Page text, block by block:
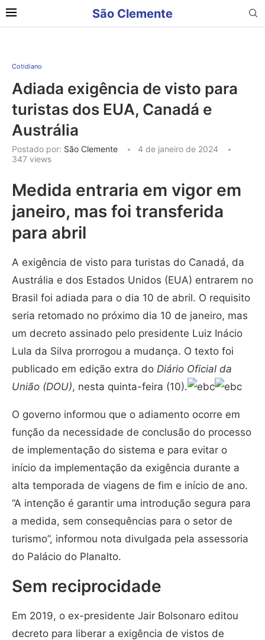
São Clemente
Cotidiano
Adiada exigência de visto para
turistas dos EUA, Canadá e
Austrália
Postado por: São Clemente
4 de janeiro de 2024
347 views
Medida entraria em vigor em
janeiro, mas foi transferida
para abril
A exigência de visto para turistas do Canadá, da
Austrália e dos Estados Unidos (EUA) entrarem no
Brasil foi adiada para o dia 10 de abril. O requisito
seria retomado no próximo dia 10 de janeiro, mas
um decreto assinado pelo presidente Luiz Inácio
Lula da Silva prorrogou a mudança. O texto foi
publicado em edição extra do Diário Oficial da
União (DOU), nesta quinta-feira (10).
O governo informou que o adiamento ocorre em
função da necessidade de conclusão do processo
de implementação do sistema e para evitar o
início da implementação da exigência durante a
alta temporada de viagens de fim e início de ano.
“A intenção é garantir uma introdução segura para
a medida, sem consequências para o setor de
turismo”, informou nota divulgada pela assessoria
do Palácio do Planalto.
Sem reciprocidade
Em 2019, o ex-presidente Jair Bolsonaro editou
decreto para liberar a exigência de vistos de